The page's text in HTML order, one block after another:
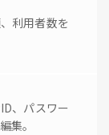
利用者数を
、パスワー
集。